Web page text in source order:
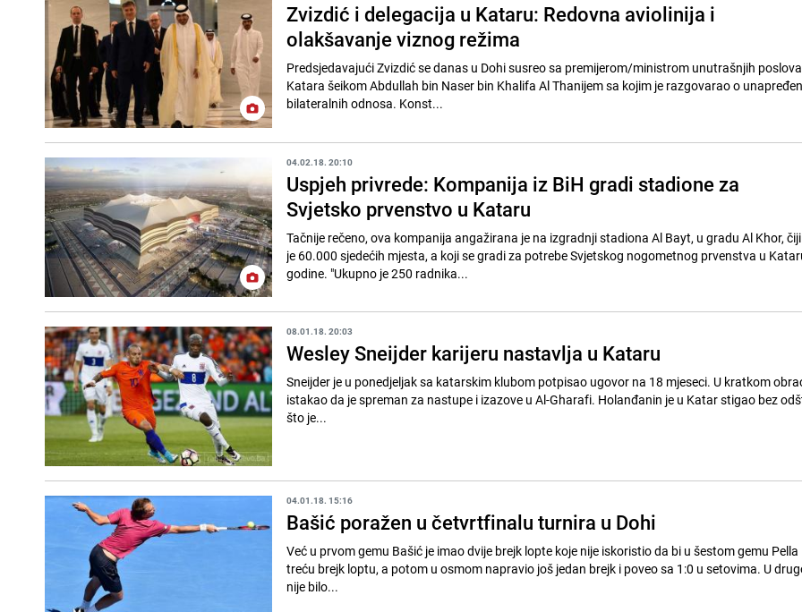
Zvizdić i delegacija u Kataru: Redovna aviolinija i
olakšavanje viznog režima
Predsjedavajući Zvizdić se danas u Dohi susreo sa premijerom/ministrom unutrašnjih poslova
Katara šeikom Abdullah bin Naser bin Khalifa Al Thanijem sa kojim je razgovarao o
bilateralnih odnosa. Konst...
04.02.18. 20:10
Uspjeh privrede: Kompanija iz BiH gradi stadione za
Svjetsko prvenstvo u Kataru
Tačnije rečeno, ova kompanija angažirana je na izgradnji stadiona Al Bayt, u gradu Al Khor,
je 60.000 sjedećih mjesta, a koji se gradi za potrebe Svjetskog nogometnog prvenstva u
godine. "Ukupno je 250 radnika...
08.01.18. 20:03
Wesley Sneijder karijeru nastavlja u Kataru
Sneijder je u ponedjeljak sa katarskim klubom potpisao ugovor na 18 mjeseci. U kratkom
istakao da je spreman za nastupe i izazove u Al-Gharafi. Holanđanin je u Katar stigao bez
što je...
04.01.18. 15:16
Bašić poražen u četvrtfinalu turnira u Dohi
Već u prvom gemu Bašić je imao dvije brejk lopte koje nije iskoristio da bi u šestom gemu
treću brejk loptu, a potom u osmom napravio još jedan brejk i poveo sa 1:0 u setovima. U drugom setu
nije bilo...